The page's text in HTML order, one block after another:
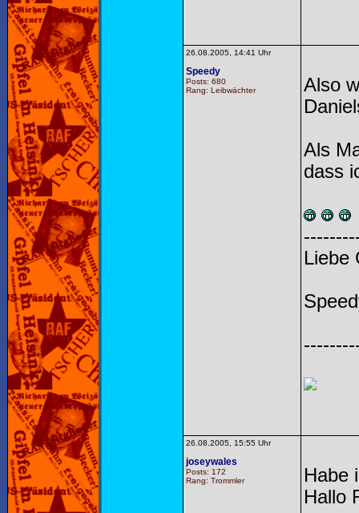
26.08.2005, 14:41 Uhr
Speedy
Posts: 680
Rang: Leibwächter
Also
Als
dass
Liebe
26.08.2005, 15:55 Uhr
joseywales
Posts: 172
Rang: Trommler
Habe
Hallo